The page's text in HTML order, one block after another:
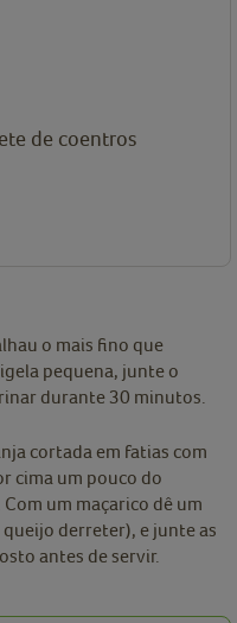
de coentros
o mais fino que
pequena, junte o
durante 30 minutos.
cortada em fatias com
cima um pouco do
um maçarico dê um
derreter), e junte as
antes de servir.